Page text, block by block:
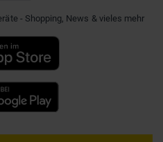
- Shopping, News & vieles mehr